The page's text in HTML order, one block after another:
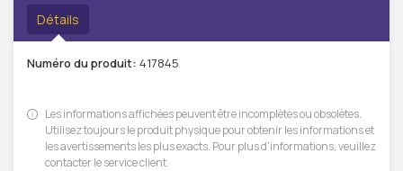
Détails
Numéro du produit: 417845
Les informations affichées peuvent être incomplètes ou obsolètes.
Utilisez toujours le produit physique pour obtenir les informations et
les avertissements les plus exacts. Pour plus d'informations, veuillez
contacter le service client.